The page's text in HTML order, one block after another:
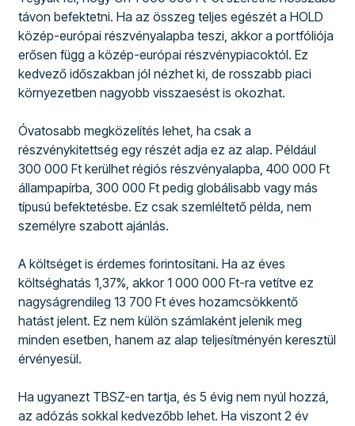
távon befektetni. Ha az összeg teljes egészét a HOLD
közép-európai részvényalapba teszi, akkor a portfóliója
erősen függ a közép-európai részvénypiacoktól. Ez
kedvező időszakban jól nézhet ki, de rosszabb piaci
környezetben nagyobb visszaesést is okozhat.
Óvatosabb megközelítés lehet, ha csak a
részvénykitettség egy részét adja ez az alap. Például
300 000 Ft kerülhet régiós részvényalapba, 400 000 Ft
állampapírba, 300 000 Ft pedig globálisabb vagy más
típusú befektetésbe. Ez csak szemléltető példa, nem
személyre szabott ajánlás.
A költséget is érdemes forintosítani. Ha az éves
költséghatás 1,37%, akkor 1 000 000 Ft-ra vetítve ez
nagyságrendileg 13 700 Ft éves hozamcsökkentő
hatást jelent. Ez nem külön számlaként jelenik meg
minden esetben, hanem az alap teljesítményén keresztül
érvényesül.
Ha ugyanezt TBSZ-en tartja, és 5 évig nem nyúl hozzá,
az adózás sokkal kedvezőbb lehet. Ha viszont 2 év